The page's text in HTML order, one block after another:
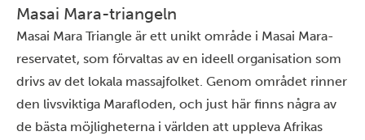
Masai Mara-triangeln
Masai Mara Triangle är ett unikt område i Masai Mara-
reservatet, som förvaltas av en ideell organisation som
drivs av det lokala massajfolket. Genom området rinner
den livsviktiga Marafloden, och just här finns några av
de bästa möjligheterna i världen att uppleva Afrikas